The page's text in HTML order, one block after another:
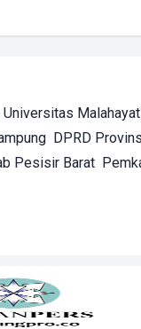
Universitas
DPRD
Pesisir Barat